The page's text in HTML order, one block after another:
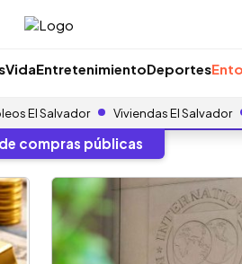
VidaEntretenimientoDeportes
El Salvador Viviendas El Salvador
compras públicas